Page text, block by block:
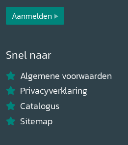
Aanmelden
Snel naar
Algemene voorwaarden
Privacyverklaring
Catalogus
Sitemap